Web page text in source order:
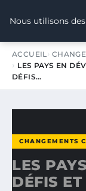
TOUR DE
ACCUEIL
LES PAYS EN
DÉFIS…
CHANGEMENTS
LES
DÉFIS
Nous utilisons